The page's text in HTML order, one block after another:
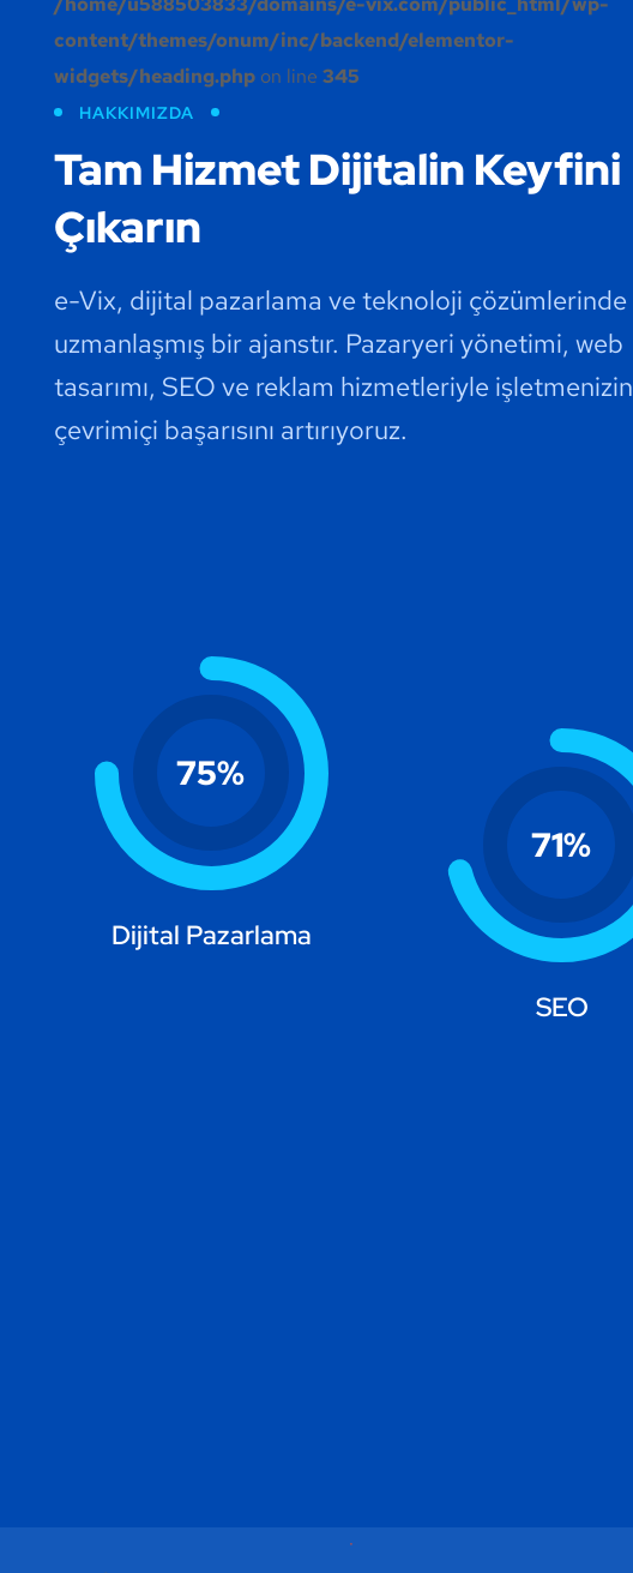
content/themes/onum/inc/backend/elementor-
widgets/heading.php on line 345
HAKKIMIZDA
Tam Hizmet Dijitalin Keyfini
Çıkarın
e-Vix, dijital pazarlama ve teknoloji çözümlerinde
uzmanlaşmış bir ajanstır. Pazaryeri yönetimi, web
tasarımı, SEO ve reklam hizmetleriyle işletmenizin
çevrimiçi başarısını artırıyoruz.
75%
Dijital Pazarlama
71%
SEO